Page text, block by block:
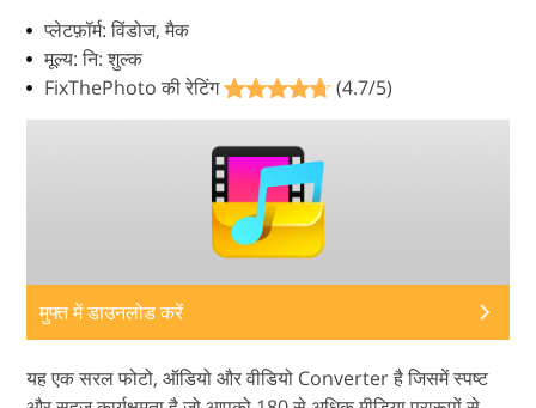
प्लेटफ़ॉर्म: विंडोज, मैक
मूल्य: नि: शुल्क
FixThePhoto की रेटिंग
(4.7/5)
मुफ्त में डाउनलोड करें
यह एक सरल फोटो, ऑडियो और वीडियो Converter है जिसमें स्पष्ट